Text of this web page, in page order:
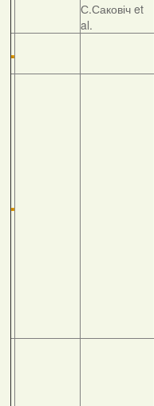
С.Саковіч et
al.